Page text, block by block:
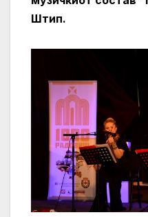
Штип.